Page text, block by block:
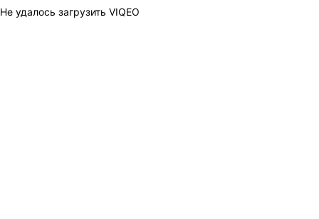
Не удалось загрузить VIQEO